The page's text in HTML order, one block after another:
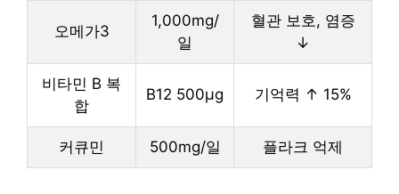
오메가3
1,000mg/
일
혈관 보호, 염증
↓
비타민 B 복
합
B12 500μg 기억력 ↑ 15%
커큐민 500mg/일 플라크 억제